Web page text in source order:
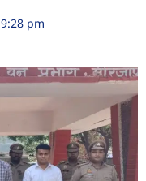
9:28 pm